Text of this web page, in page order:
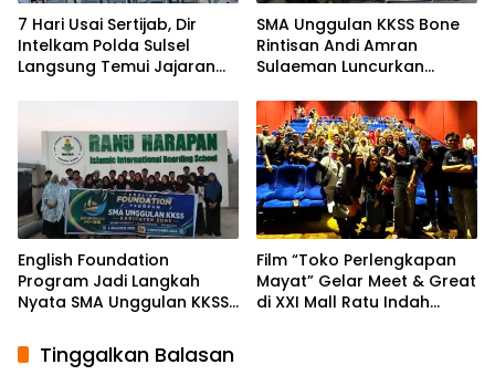
7 Hari Usai Sertijab, Dir
Intelkam Polda Sulsel
Langsung Temui Jajaran
SMA Unggulan KKSS Bone
Rintisan Andi Amran
Sulaeman Luncurkan
Program
English Foundation
Program Jadi Langkah
Nyata SMA Unggulan KKSS
Berdaya Saing Global
Film “Toko Perlengkapan
Mayat” Gelar Meet & Great
di XXI Mall Ratu Indah
Tinggalkan Balasan